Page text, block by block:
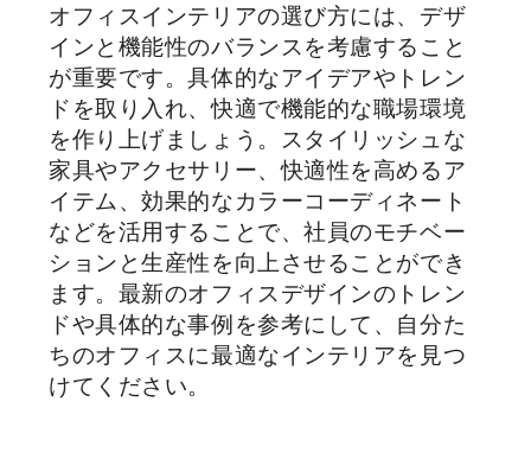
オフィスインテリアの選び方には、デザ
インと機能性のバランスを考慮すること
が重要です。具体的なアイデアやトレン
ドを取り入れ、快適で機能的な職場環境
を作り上げましょう。スタイリッシュな
家具やアクセサリー、快適性を高めるア
イテム、効果的なカラーコーディネート
などを活用することで、社員のモチベー
ションと生産性を向上させることができ
ます。最新のオフィスデザインのトレン
ドや具体的な事例を参考にして、自分た
ちのオフィスに最適なインテリアを見つ
けてください。